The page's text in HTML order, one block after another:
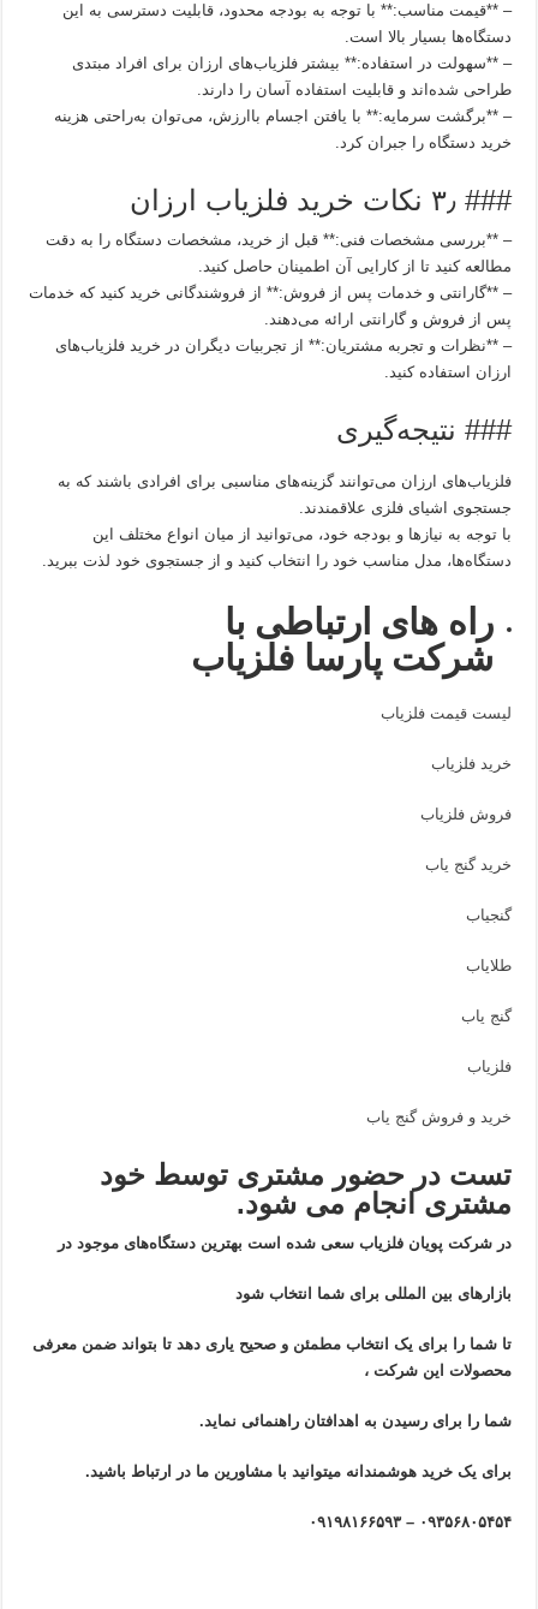
– **قیمت مناسب:** با توجه به بودجه محدود، قابلیت دسترسی به این
دستگاه‌ها بسیار بالا است.
– **سهولت در استفاده:** بیشتر فلزیاب‌های ارزان برای افراد مبتدی
طراحی شده‌اند و قابلیت استفاده آسان را دارند.
– **برگشت سرمایه:** با یافتن اجسام باارزش، می‌توان به‌راحتی هزینه
خرید دستگاه را جبران کرد.
### ۳٫ نکات خرید فلزیاب ارزان
– **بررسی مشخصات فنی:** قبل از خرید، مشخصات دستگاه را به دقت
مطالعه کنید تا از کارایی آن اطمینان حاصل کنید.
– **گارانتی و خدمات پس از فروش:** از فروشندگانی خرید کنید که خدمات
پس از فروش و گارانتی ارائه می‌دهند.
– **نظرات و تجربه مشتریان:** از تجربیات دیگران در خرید فلزیاب‌های
ارزان استفاده کنید.
### نتیجه‌گیری
فلزیاب‌های ارزان می‌توانند گزینه‌های مناسبی برای افرادی باشند که به
جستجوی اشیای فلزی علاقمندند.
با توجه به نیازها و بودجه خود، می‌توانید از میان انواع مختلف این
دستگاه‌ها، مدل مناسب خود را انتخاب کنید و از جستجوی خود لذت ببرید.
راه های ارتباطی با
شرکت پارسا فلزیاب
لیست قیمت فلزیاب
خرید فلزیاب
فروش فلزیاب
خرید گنج یاب
گنجیاب
طلایاب
گنج یاب
فلزیاب
خرید و فروش گنج یاب
تست در حضور مشتری توسط خود
مشتری انجام می شود.
در شرکت پویان فلزیاب سعی شده است بهترین دستگاه‌های موجود در
بازار‌های بین المللی برای شما انتخاب شود
تا شما را برای یک انتخاب مطمئن و صحیح یاری دهد تا بتواند ضمن معرفی
محصولات این شرکت ،
شما را برای رسیدن به اهدافتان راهنمائی نماید.
برای یک خرید هوشمندانه میتوانید با مشاورین ما در ارتباط باشید.
۰۹۳۵۶۸۰۵۴۵۴ – ۰۹۱۹۸۱۶۶۵۹۳